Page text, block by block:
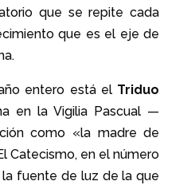
que se repite cada
que es el eje de
entero está el Triduo
en la Vigilia Pascual —
como «la madre de
Catecismo, en el número
fuente de luz de la que